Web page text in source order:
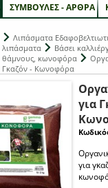
ΣΥΜΒΟΥΛΕΣ - ΑΡΘΡΑ
Λιπάσματα
λιπάσματα
Βάσει
θάμνους, κωνοφόρα
Γκαζόν - Κωνοφόρα
για
για